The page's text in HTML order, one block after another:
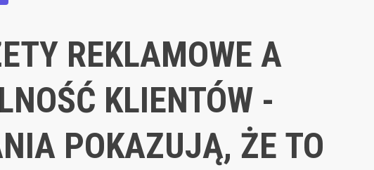
REKLAMOWE A
KLIENTÓW -
POKAZUJĄ, ŻE TO